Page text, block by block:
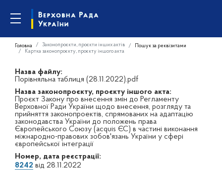
Головна Законопроєкти, проєкти інших актів
Пошук за реквізитами
Картка законопроєкту, проєкту іншого акта
Назва файлу:
Порівняльна таблиця (28.11.2022).pdf
Назва законопроєкту, проєкту іншого акта:
Проєкт Закону про внесення змін до Регламенту
Верховної Ради України щодо внесення, розгляду та
прийняття законопроектів, спрямованих на адаптацію
законодавства України до положень права
Європейського Союзу (acquis ЄС) в частині виконання
міжнародно-правових зобов'язань України у сфері
європейської інтеграції
Номер, дата реєстрації:
8242 від 28.11.2022